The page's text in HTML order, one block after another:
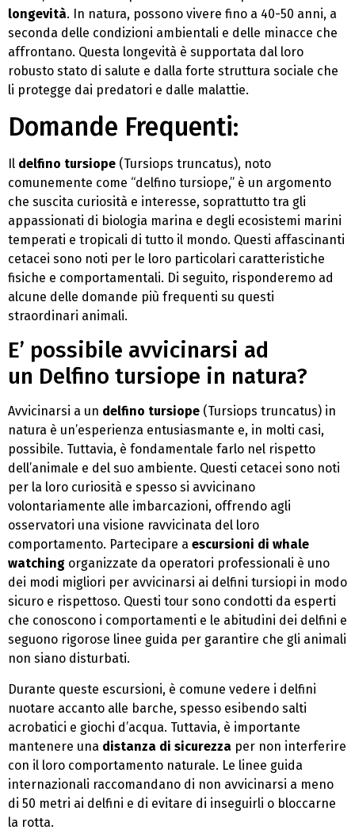
longevità. In natura, possono vivere fino a 40-50 anni, a
seconda delle condizioni ambientali e delle minacce che
affrontano. Questa longevità è supportata dal loro
robusto stato di salute e dalla forte struttura sociale che
li protegge dai predatori e dalle malattie.
Domande Frequenti:
Il delfino tursiope (Tursiops truncatus), noto
comunemente come “delfino tursiope,” è un argomento
che suscita curiosità e interesse, soprattutto tra gli
appassionati di biologia marina e degli ecosistemi marini
temperati e tropicali di tutto il mondo. Questi affascinanti
cetacei sono noti per le loro particolari caratteristiche
fisiche e comportamentali. Di seguito, risponderemo ad
alcune delle domande più frequenti su questi
straordinari animali.
E’ possibile avvicinarsi ad
un Delfino tursiope in natura?
Avvicinarsi a un delfino tursiope (Tursiops truncatus) in
natura è un’esperienza entusiasmante e, in molti casi,
possibile. Tuttavia, è fondamentale farlo nel rispetto
dell’animale e del suo ambiente. Questi cetacei sono noti
per la loro curiosità e spesso si avvicinano
volontariamente alle imbarcazioni, offrendo agli
osservatori una visione ravvicinata del loro
comportamento. Partecipare a escursioni di whale
watching organizzate da operatori professionali è uno
dei modi migliori per avvicinarsi ai delfini tursiopi in modo
sicuro e rispettoso. Questi tour sono condotti da esperti
che conoscono i comportamenti e le abitudini dei delfini e
seguono rigorose linee guida per garantire che gli animali
non siano disturbati.
Durante queste escursioni, è comune vedere i delfini
nuotare accanto alle barche, spesso esibendo salti
acrobatici e giochi d’acqua. Tuttavia, è importante
mantenere una distanza di sicurezza per non interferire
con il loro comportamento naturale. Le linee guida
internazionali raccomandano di non avvicinarsi a meno
di 50 metri ai delfini e di evitare di inseguirli o bloccarne
la rotta.